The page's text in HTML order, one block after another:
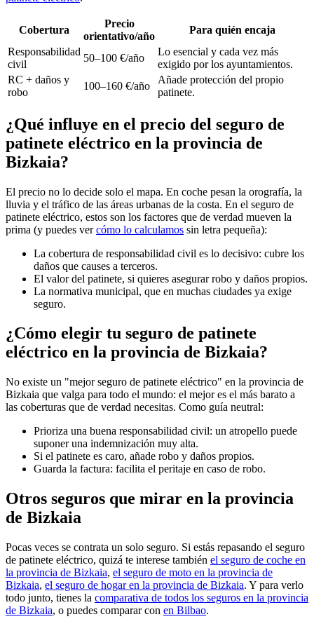
Cobertura
Precio
orientativo/año
Para quién encaja
Responsabilidad
civil
50–100 €/año
Lo esencial y cada vez más
exigido por los ayuntamientos.
RC + daños y
robo
100–160 €/año
Añade protección del propio
patinete.
¿Qué influye en el precio del seguro de
patinete eléctrico en la provincia de
Bizkaia?
El precio no lo decide solo el mapa. En coche pesan la orografía, la
lluvia y el tráfico de las áreas urbanas de la costa. En el seguro de
patinete eléctrico, estos son los factores que de verdad mueven la
prima (y puedes vercómo lo calculamos sin letra pequeña):
La cobertura de responsabilidad civil es lo decisivo: cubre los
daños que causes a terceros.
El valor del patinete, si quieres asegurar robo y daños propios.
La normativa municipal, que en muchas ciudades ya exige
seguro.
¿Cómo elegir tu seguro de patinete
eléctrico en la provincia de Bizkaia?
No existe un "mejor seguro de patinete eléctrico" en la provincia de
Bizkaia que valga para todo el mundo: el mejor es el más barato a
las coberturas que de verdad necesitas. Como guía neutral:
Prioriza una buena responsabilidad civil: un atropello puede
suponer una indemnización muy alta.
Si el patinete es caro, añade robo y daños propios.
Guarda la factura: facilita el peritaje en caso de robo.
Otros seguros que mirar en la provincia
de Bizkaia
Pocas veces se contrata un solo seguro. Si estás repasando el seguro
de patinete eléctrico, quizá te interese también el seguro de coche en
la provincia de Bizkaia, el seguro de moto en la provincia de
Bizkaia, el seguro de hogar en la provincia de Bizkaia. Y para verlo
todo junto, tienes la comparativa de todos los seguros en la provincia
de Bizkaia, o puedes comparar con en Bilbao.